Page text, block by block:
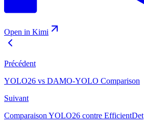
Open in Kimi
Précédent
YOLO26 vs DAMO-YOLO Comparison
Suivant
Comparaison YOLO26 contre EfficientDet